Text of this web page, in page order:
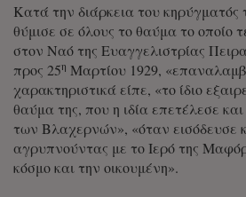
Κατά την διάρκεια του κηρύγματός
θύμισε σε όλους το θαύμα το οποίο
στον Ναό της Ευαγγελιστρίας
προς 25η Μαρτίου 1929,
χαρακτηριστικά είπε, «το ίδιο
θαύμα της, που η ιδία επετέλεσε
των Βλαχερνών», «όταν εισόδευσε
αγρυπνούντας με το Ιερό της
κόσμο και την οικουμένη».